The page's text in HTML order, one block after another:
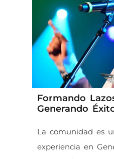
Formando
Generando
La comunidad es
experiencia en